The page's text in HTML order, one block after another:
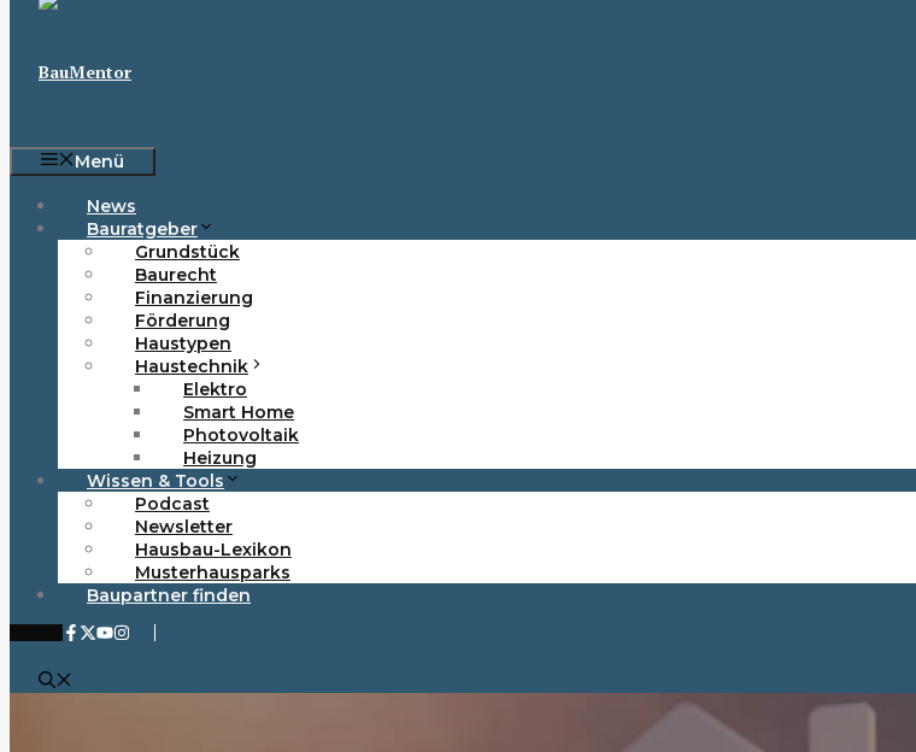
BauMentor
Menü
News
Bauratgeber
Grundstück
Baurecht
Finanzierung
Förderung
Haustypen
Haustechnik
Elektro
Smart Home
Photovoltaik
Heizung
Wissen & Tools
Podcast
Newsletter
Hausbau-Lexikon
Musterhausparks
Baupartner finden